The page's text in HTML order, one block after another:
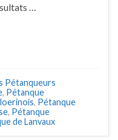
…
Pétanqueurs
, Pétanque
, Pétanque
, Pétanque
de Lanvaux